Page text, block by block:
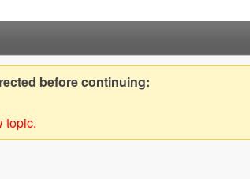
before continuing:
topic.